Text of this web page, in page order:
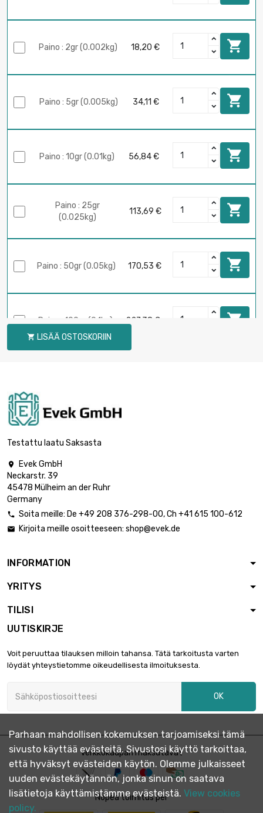
Paino : 2gr (0.002kg) 18,20 € 
Paino : 5gr (0.005kg) 34,11 € 
Paino : 10gr (0.01kg) 56,84 € 
Paino : 25gr
(0.025kg)
113,69 € 
Paino : 50gr (0.05kg) 170,53 € 
Paino : 100gr (0.1kg) 227,38 € 
Paino : 1000gr (1kg)
Paino : 2000gr
 LISÄÄ OSTOSKORIIN
Testattu laatu Saksasta

Evek GmbH
Neckarstr. 39
45478 Mülheim an der Ruhr
Germany
 Soita meille: De +49 208 376-298-00, Ch +41 615 100-612
 Kirjoita meille osoitteeseen: shop@evek.de
INFORMATION
YRITYS
TILISI
UUTISKIRJE
Voit peruuttaa tilauksen milloin tahansa. Tätä tarkoitusta varten
löydät yhteystietomme oikeudellisesta ilmoituksesta.
OK
Verkkokaupan maksutavat
Nopea toimitus per
Parhaan mahdollisen kokemuksen tarjoamiseksi tämä
sivusto käyttää evästeitä. Sivustosi käyttö tarkoittaa,
että hyväksyt evästeiden käytön. Olemme julkaisseet
uuden evästekäytännön, jonka sinun on saatava
lisätietoja käyttämistämme evästeistä. View cookies
policy.